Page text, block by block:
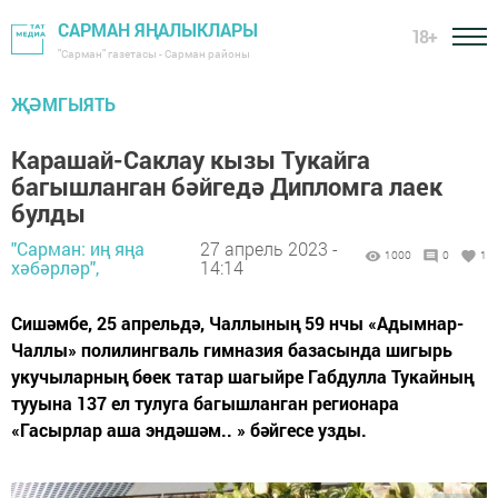
САРМАН ЯҢАЛЫКЛАРЫ
"Сарман" газетасы - Сарман районы
18+
ҖӘМГЫЯТЬ
Карашай-Саклау кызы Тукайга
багышланган бәйгедә Дипломга лаек
булды
"Сарман: иң яңа
хәбәрләр",
27 апрель 2023 -
14:14
1000 0 1
Сишәмбе, 25 апрельдә, Чаллының 59 нчы «Адымнар-
Чаллы» полилингваль гимназия базасында шигырь
укучыларның бөек татар шагыйре Габдулла Тукайның
тууына 137 ел тулуга багышланган регионара
«Гасырлар аша эндәшәм.. » бәйгесе узды.